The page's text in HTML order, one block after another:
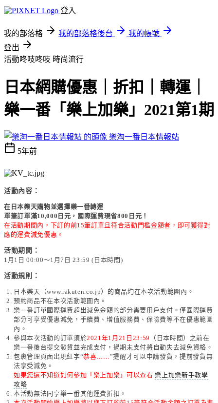
登入
我的部落格 我的部落格後台
我的帳號
登出
活動咚吱咚吱 時尚流行
日本網購優惠｜折扣｜轉運｜
樂一番「樂上加樂」2021第1期
樂淘一番日本情報站
5年前
活動內容：
在日本樂天購物並選擇樂一番轉運
單筆訂單滿10,000日元，國際運費現省800日元！
在活動期間內，下訂的前15筆訂單且符合活動門檻金額者，即可獲得對
應的運費減免優惠。
活動期間：
1月1日 00:00～1月7日 23:59 (日本時間)
活動規則：
日本樂天（www.rakuten.co.jp）的商品均在本次活動範圍內。
預約商品不在本次活動範圍內。
樂一番訂單國際運費超出減免金額的部分需要用戶支付。僅國際運費
部分可享受優惠減免，手續費、增值服務費、保險費等不在優惠範圍
內。
參與本次活動的訂單須於2021年1月21日23:59
（日本時間）之前在
樂一番後台提交發貨並完成支付，過期未支付將自動失去減免資格。
包裹管理頁面出現紅字“恭喜…… ”提醒才可以申請發貨，提前發貨無
法享受減免。
如果您還不知道如何參加「樂上加樂」可以查看 樂上加樂新手教學
攻略
本活動無法同享樂一番其他運費折扣。